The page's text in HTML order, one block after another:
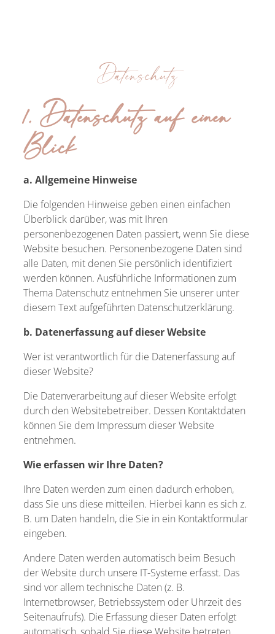
Datenschutz
1. Datenschutz auf einen
Blick
a. Allgemeine Hinweise
Die folgenden Hinweise geben einen einfachen
Überblick darüber, was mit Ihren
personenbezogenen Daten passiert, wenn Sie diese
Website besuchen. Personenbezogene Daten sind
alle Daten, mit denen Sie persönlich identifiziert
werden können. Ausführliche Informationen zum
Thema Datenschutz entnehmen Sie unserer unter
diesem Text aufgeführten Datenschutzerklärung.
b. Datenerfassung auf dieser Website
Wer ist verantwortlich für die Datenerfassung auf
dieser Website?
Die Datenverarbeitung auf dieser Website erfolgt
durch den Websitebetreiber. Dessen Kontaktdaten
können Sie dem Impressum dieser Website
entnehmen.
Wie erfassen wir Ihre Daten?
Ihre Daten werden zum einen dadurch erhoben,
dass Sie uns diese mitteilen. Hierbei kann es sich z.
B. um Daten handeln, die Sie in ein Kontaktformular
eingeben.
Andere Daten werden automatisch beim Besuch
der Website durch unsere IT-Systeme erfasst. Das
sind vor allem technische Daten (z. B.
Internetbrowser, Betriebssystem oder Uhrzeit des
Seitenaufrufs). Die Erfassung dieser Daten erfolgt